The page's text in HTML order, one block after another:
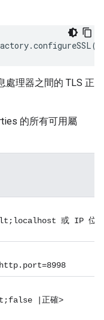
.configureSSL()
處理器之間的 TLS 正
的所有可用屬
或 IP 位
|正確>